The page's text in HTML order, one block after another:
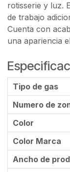
rotisserie y luz.
de trabajo
Cuenta con
una apariencia
Tipo de gas
Numero de
Color
Color Marca
Ancho de